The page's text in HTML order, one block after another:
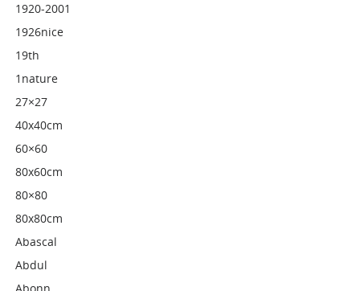
1920-2001
1926nice
19th
1nature
27×27
40x40cm
60×60
80x60cm
80×80
80x80cm
Abascal
Abdul